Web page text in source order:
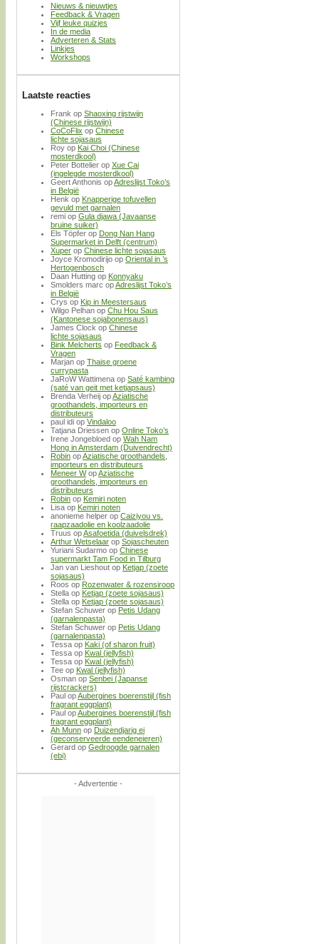
Nieuws & nieuwtjes
Feedback & Vragen
Vijf leuke quizjes
In de media
Adverteren & Stats
Linkjes
Workshops
Laatste reacties
Frank op Shaoxing rijstwijn
(Chinese rijstwijn)
CoCoFlix op Chinese
lichte sojasaus
Roy op Kai Choi (Chinese
mosterdkool)
Peter Bottelier op Xue Cai
(ingelegde mosterdkool)
Geert Anthonis opAdreslijst Toko’s
in België
Henk op Knapperige tofuvellen
gevuld met garnalen
remi op Gula djawa (Javaanse
bruine suiker)
Els Töpfer op Dong Nan Hang
Supermarket in Delft (centrum)
Xuper op Chinese lichte sojasaus
Joyce Kromodirijo op Oriental in ’s
Hertogenbosch
Daan Hutting op Konnyaku
Smolders marc opAdreslijst Toko’s
in België
Crys op Kip in Meestersaus
Wilgo Pelhan op Chu Hou Saus
(Kantonese sojabonensaus)
James Clock op Chinese
lichte sojasaus
Bink Melcherts op Feedback &
Vragen
Marjan op Thaise groene
currypasta
JaRoW Wattimena op Saté kambing
(saté van geit met ketjapsaus)
Brenda Verheij opAziatische
groothandels, importeurs en
distributeurs
paul idi op Vindaloo
Tatjana Driessen op Online Toko’s
Irene Jongebloed op Wah Nam
Hong in Amsterdam (Duivendrecht)
Robin opAziatische groothandels,
importeurs en distributeurs
Meneer WopAziatische
groothandels, importeurs en
distributeurs
Robin op Kemiri noten
Lisa op Kemiri noten
anonieme helper op Caiziyou vs.
raapzaadolie en koolzaadolie
Truus opAsafoetida (duivelsdrek)
Arthur Wetselaar op Sojascheuten
Yuriani Sudarmo op Chinese
supermarkt Tam Food in Tilburg
Jan van Lieshout op Ketjap (zoete
sojasaus)
Roos op Rozenwater & rozensiroop
Stella op Ketjap (zoete sojasaus)
Stella op Ketjap (zoete sojasaus)
Stefan Schuwer op Petis Udang
(garnalenpasta)
Stefan Schuwer op Petis Udang
(garnalenpasta)
Tessa op Kaki (of sharon fruit)
Tessa op Kwal (jellyfish)
Tessa op Kwal (jellyfish)
Tee op Kwal (jellyfish)
Osman op Senbei (Japanse
rijstcrackers)
Paul opAubergines boerenstijl (fish
fragrant eggplant)
Paul opAubergines boerenstijl (fish
fragrant eggplant)
Ah Munn op Duizendjarig ei
(geconserveerde eendeneieren)
Gerard op Gedroogde garnalen
(ebi)
- Advertentie -